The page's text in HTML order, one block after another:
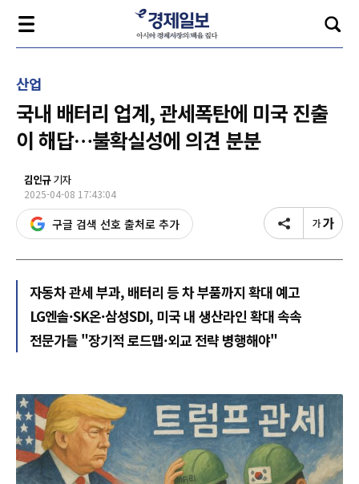
산업
국내 배터리 업계, 관세폭탄에 미국 진출
이 해답…불확실성에 의견 분분
김인규기자
2025-04-08 17:43:04
구글 검색 선호 출처로 추가
자동차 관세 부과, 배터리 등 차 부품까지 확대 예고
LG엔솔·SK온·삼성SDI, 미국 내 생산라인 확대 속속
전문가들 "장기적 로드맵·외교 전략 병행해야"